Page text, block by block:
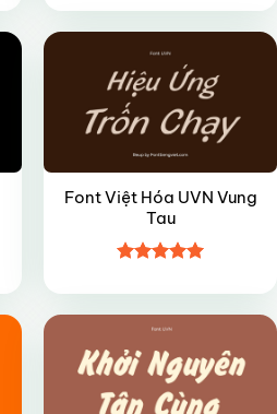
hạng4.35
5 sao
Font Việt Hóa UVN Vung
Tau
hạng55
sao